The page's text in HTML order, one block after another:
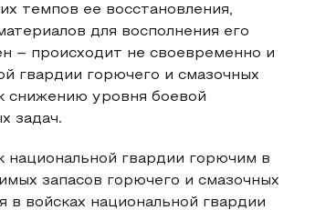
темпов ее восстановления,
для восполнения его
– происходит не своевременно и
гвардии горючего и смазочных
снижению уровня боевой
задач.
гвардии горючим в
запасов горючего и смазочных
войсках национальной гвардии